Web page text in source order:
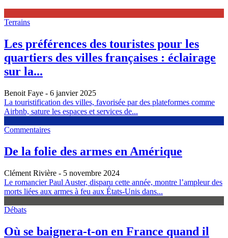
Terrains
Les préférences des touristes pour les
quartiers des villes françaises : éclairage
sur la...
Benoit Faye - 6 janvier 2025
La touristification des villes, favorisée par des plateformes comme
Airbnb, sature les espaces et services de...
Commentaires
De la folie des armes en Amérique
Clément Rivière - 5 novembre 2024
Le romancier Paul Auster, disparu cette année, montre l’ampleur des
morts liées aux armes à feu aux États-Unis dans...
Débats
Où se baignera-t-on en France quand il